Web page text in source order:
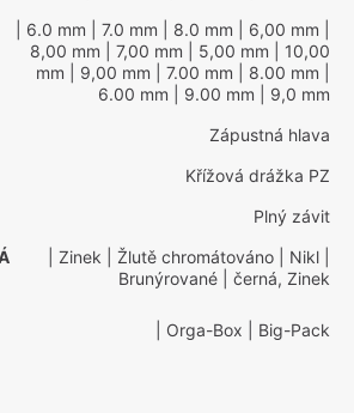
| 6.0 mm | 7.0 mm | 8.0 mm | 6,00 mm
8,00 mm | 7,00 mm | 5,00 mm | 10,00
mm | 9,00 mm | 7.00 mm | 8.00 mm
6.00 mm | 9.00 mm | 9,0 mm
Zápustná hlava
Křížová drážka PZ
Plný závit
| Zinek | Žlutě chromátováno | Nikl
Brunýrované | černá, Zinek
| Orga-Box | Big-Pack